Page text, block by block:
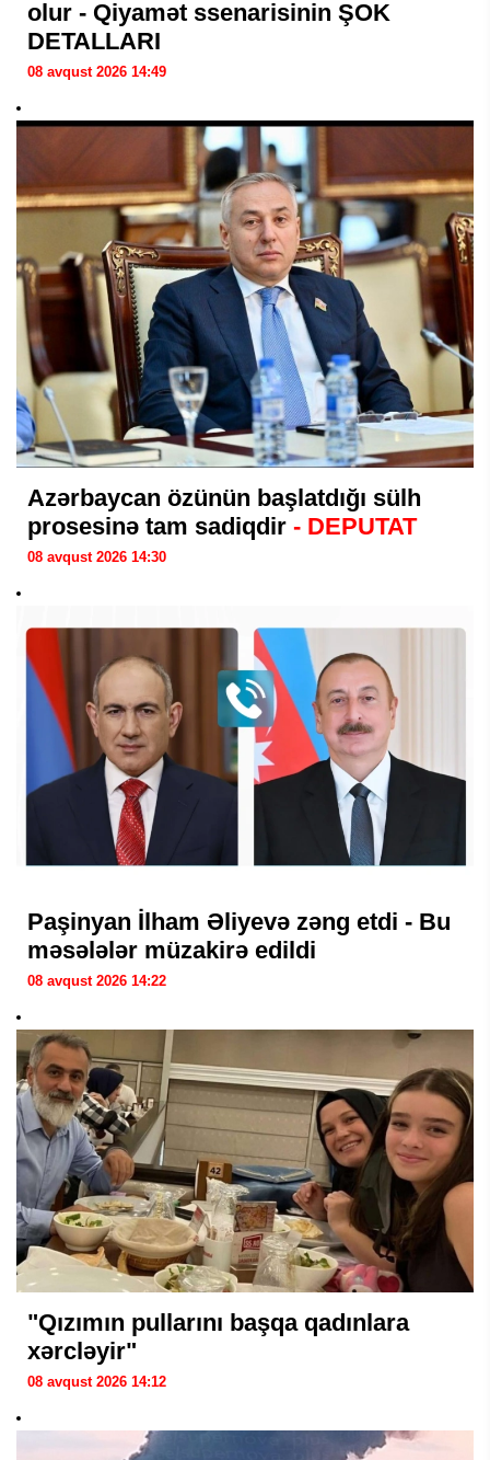
olur - Qiyamət ssenarisinin ŞOK
DETALLARI
08 avqust 2026 14:49
Azərbaycan özünün başlatdığı sülh
prosesinə tam sadiqdir - DEPUTAT
08 avqust 2026 14:30
Paşinyan İlham Əliyevə zəng etdi - Bu
məsələlər müzakirə edildi
08 avqust 2026 14:22
"Qızımın pullarını başqa qadınlara
xərcləyir"
08 avqust 2026 14:12